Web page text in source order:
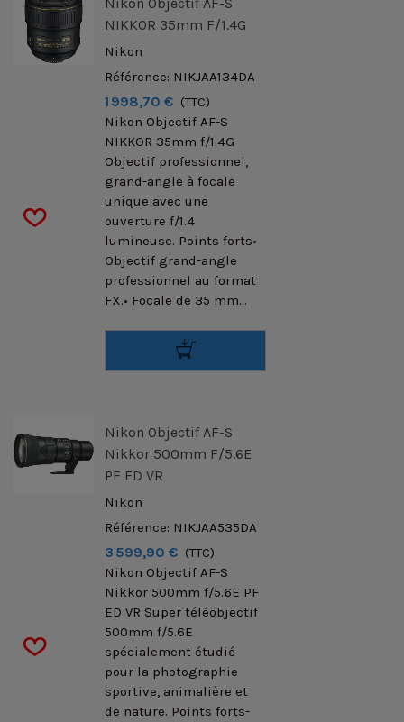
NIKKOR 35mm F/1.4G
Nikon
Référence: NIKJAA134DA
1 998,70 € (TTC)
Nikon Objectif AF-S
NIKKOR 35mm f/1.4G
Objectif professionnel,
grand-angle à focale
unique avec une
ouverture f/1.4
lumineuse. Points forts•
Objectif grand-angle
professionnel au format
FX.• Focale de 35 mm...
Nikon Objectif AF-S
Nikkor 500mm F/5.6E
PF ED VR
Nikon
Référence: NIKJAA535DA
3 599,90 € (TTC)
Nikon Objectif AF-S
Nikkor 500mm f/5.6E PF
ED VR Super téléobjectif
500mm f/5.6E
spécialement étudié
pour la photographie
sportive, animalière et
de nature. Points forts-